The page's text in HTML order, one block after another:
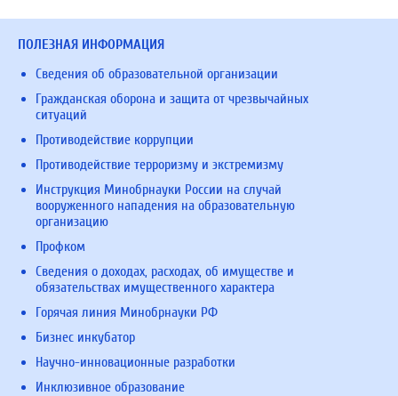
ПОЛЕЗНАЯ ИНФОРМАЦИЯ
Сведения об образовательной организации
Гражданская оборона и защита от чрезвычайных
ситуаций
Противодействие коррупции
Противодействие терроризму и экстремизму
Инструкция Минобрнауки России на случай
вооруженного нападения на образовательную
организацию
Профком
Сведения о доходах, расходах, об имуществе и
обязательствах имущественного характера
Горячая линия Минобрнауки РФ
Бизнес инкубатор
Научно-инновационные разработки
Инклюзивное образование